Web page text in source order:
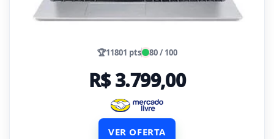
🏆11801 pts 80 / 100
R$ 3.799,00
VER OFERTA